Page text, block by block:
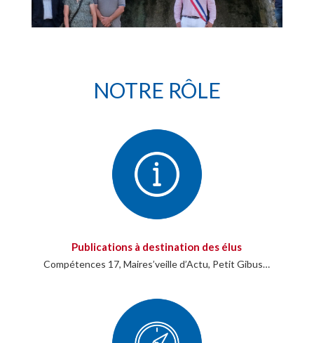
NOTRE RÔLE
Publications à destination des élus
Compétences 17, Maires’veille d’Actu, Petit Gibus…